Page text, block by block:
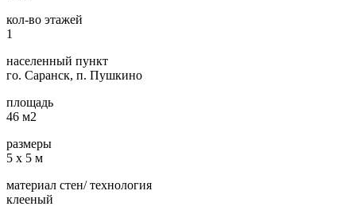
кол-во этажей
1
населенный пункт
го. Саранск, п. Пушкино
площадь
46 м2
размеры
5 х 5 м
материал стен/ технология
клееный